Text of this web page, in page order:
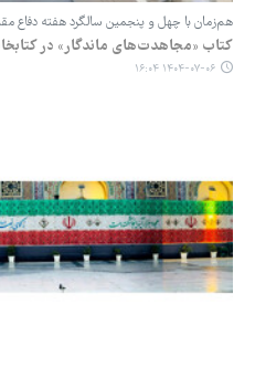
هم‌زمان با چهل و پنجمین سالگرد هفته دفاع
کتاب «مجاهدت‌های ماندگار» در
۱۴۰۴-۰۷-۰۶ ۱۶:۰۴